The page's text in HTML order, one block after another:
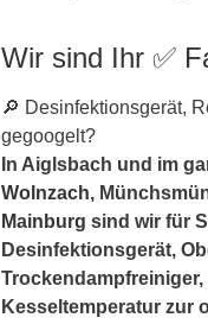
Wir sind Ihr ✅
🔎 Desinfektionsgerät,
gegoogelt?
In Aiglsbach und im
Wolnzach,
Mainburg sind wir für
Desinfektionsgerät,
Kesseltemperatur zur